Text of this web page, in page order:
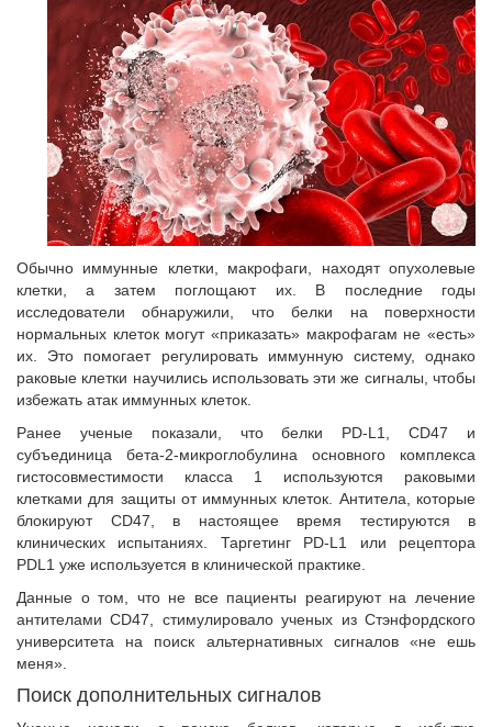
Обычно иммунные клетки, макрофаги, находят опухолевые
клетки, а затем поглощают их. В последние годы
исследователи обнаружили, что белки на поверхности
нормальных клеток могут «приказать» макрофагам не «есть»
их. Это помогает регулировать иммунную систему, однако
раковые клетки научились использовать эти же сигналы, чтобы
избежать атак иммунных клеток.
Ранее ученые показали, что белки PD-L1, CD47 и
субъединица бета-2-микроглобулина основного комплекса
гистосовместимости класса 1 используются раковыми
клетками для защиты от иммунных клеток. Антитела, которые
блокируют CD47, в настоящее время тестируются в
клинических испытаниях. Таргетинг PD-L1 или рецептора
PDL1 уже используется в клинической практике.
Данные о том, что не все пациенты реагируют на лечение
антителами CD47, стимулировало ученых из Стэнфордского
университета на поиск альтернативных сигналов «не ешь
меня».
Поиск дополнительных сигналов